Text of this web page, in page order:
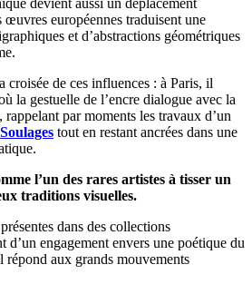
œuvres européennes traduisent une
et d’abstractions géométriques
croisée de ces influences : à Paris, il
la gestuelle de l’encre dialogue avec la
par moments les travaux d’un
Soulages tout en restant ancrées dans une
l’un des rares artistes à tisser un
traditions visuelles.
dans des collections
d’un engagement envers une poétique du
aux grands mouvements